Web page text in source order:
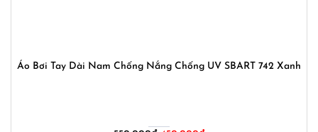
Áo Bơi Tay Dài Nam Chống Nắng Chống UV SBART 742 Xanh